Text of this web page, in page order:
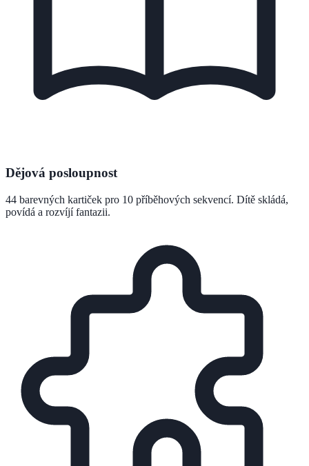
Dějová posloupnost
44 barevných kartiček pro 10 příběhových sekvencí. Dítě skládá,
povídá a rozvíjí fantazii.